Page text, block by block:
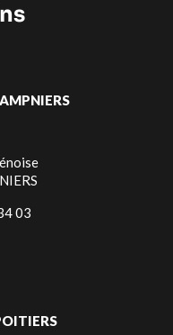
03